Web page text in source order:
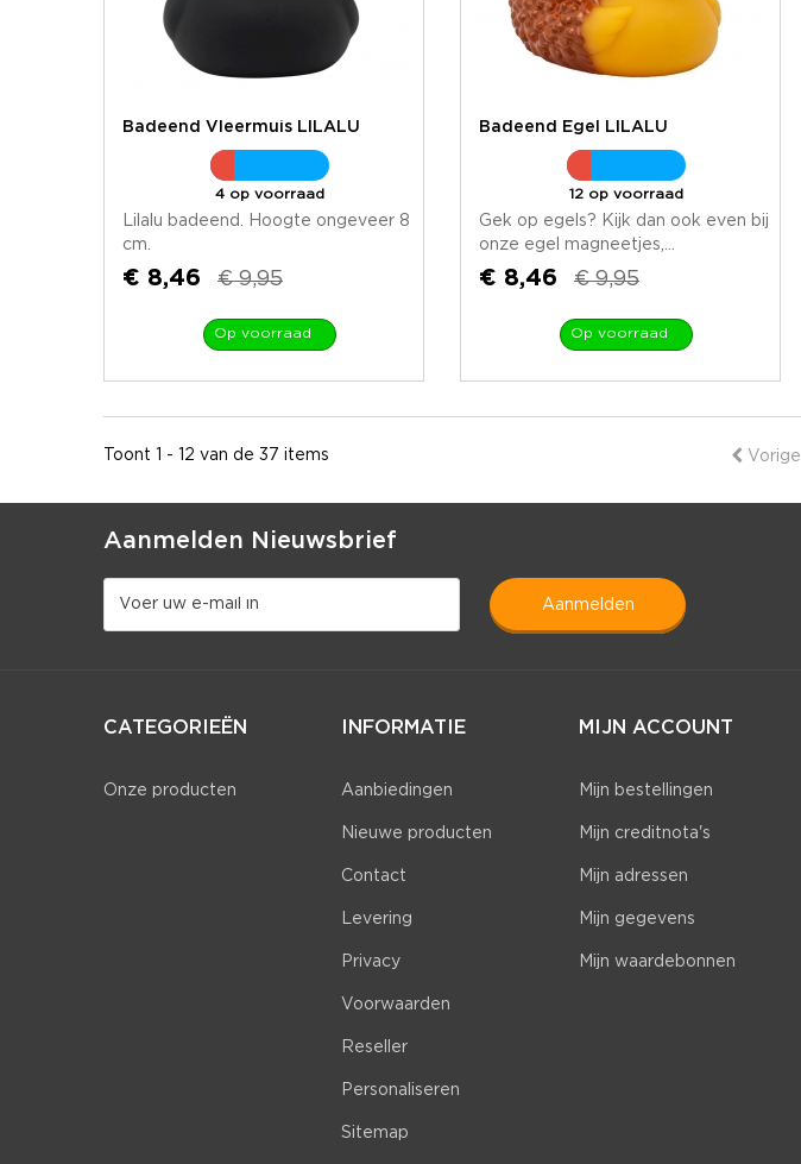
Badeend Vleermuis LILALU
4 op voorraad
Lilalu badeend. Hoogte ongeveer 8
cm.
€ 8,46 € 9,95
Op voorraad
Badeend Egel LILALU
12 op voorraad
Gek op egels? Kijk dan ook even bij
onze egel magneetjes,...
€ 8,46 € 9,95
Op voorraad
Vorige
Toont 1 - 12 van de 37 items
Aanmelden Nieuwsbrief
aanmelden
CATEGORIEËN
Onze producten
INFORMATIE
Aanbiedingen
Nieuwe producten
Contact
Levering
Privacy
Voorwaarden
Reseller
Personaliseren
Sitemap
MIJN ACCOUNT
Mijn bestellingen
Mijn creditnota's
Mijn adressen
Mijn gegevens
Mijn waardebonnen